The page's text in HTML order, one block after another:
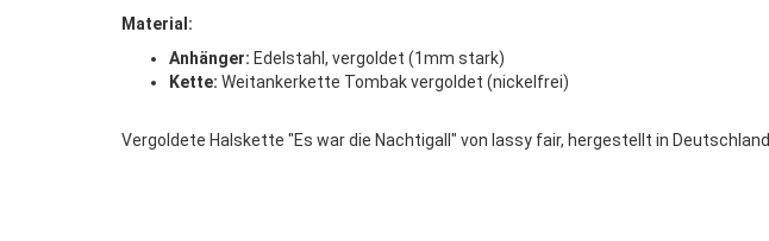
Material:
Anhänger: Edelstahl, vergoldet (1mm stark)
Kette: Weitankerkette Tombak vergoldet (nickelfrei)
Vergoldete Halskette "Es war die Nachtigall" von lassy fair, hergestellt in Deutschland.